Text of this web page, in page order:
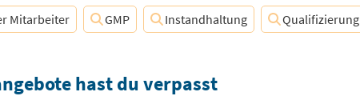
Mitarbeiter GMP Instandhaltung Qualifizierung
hast du verpasst